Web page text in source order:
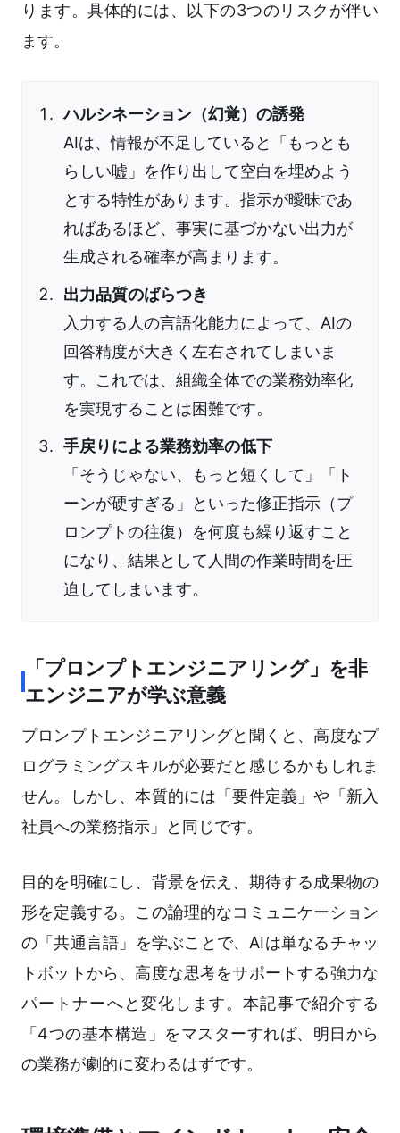
ります。具体的には、以下の3つのリスクが伴い
ます。
ハルシネーション（幻覚）の誘発
AIは、情報が不足していると「もっとも
らしい嘘」を作り出して空白を埋めよう
とする特性があります。指示が曖昧であ
ればあるほど、事実に基づかない出力が
生成される確率が高まります。
出力品質のばらつき
入力する人の言語化能力によって、AIの
回答精度が大きく左右されてしまいま
す。これでは、組織全体での業務効率化
を実現することは困難です。
手戻りによる業務効率の低下
「そうじゃない、もっと短くして」「ト
ーンが硬すぎる」といった修正指示（プ
ロンプトの往復）を何度も繰り返すこと
になり、結果として人間の作業時間を圧
迫してしまいます。
「プロンプトエンジニアリング」を非
エンジニアが学ぶ意義
プロンプトエンジニアリングと聞くと、高度なプ
ログラミングスキルが必要だと感じるかもしれま
せん。しかし、本質的には「要件定義」や「新入
社員への業務指示」と同じです。
目的を明確にし、背景を伝え、期待する成果物の
形を定義する。この論理的なコミュニケーション
の「共通言語」を学ぶことで、AIは単なるチャッ
トボットから、高度な思考をサポートする強力な
パートナーへと変化します。本記事で紹介する
「4つの基本構造」をマスターすれば、明日から
の業務が劇的に変わるはずです。